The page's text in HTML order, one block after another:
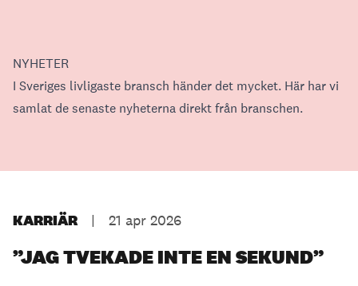
NYHETER
I Sveriges livligaste bransch händer det mycket. Här har vi
samlat de senaste nyheterna direkt från branschen.
KARRIÄR | 21 apr 2026
”JAG TVEKADE INTE EN SEKUND”